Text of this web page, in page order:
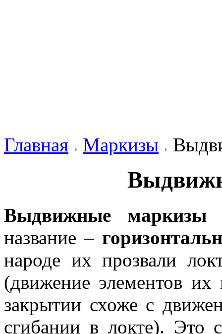
Главная Маркизы
Выдвижные маркизы
название –
народе их прозвали
(движение элементов
закрытии схоже с
сгибании в локте). Это